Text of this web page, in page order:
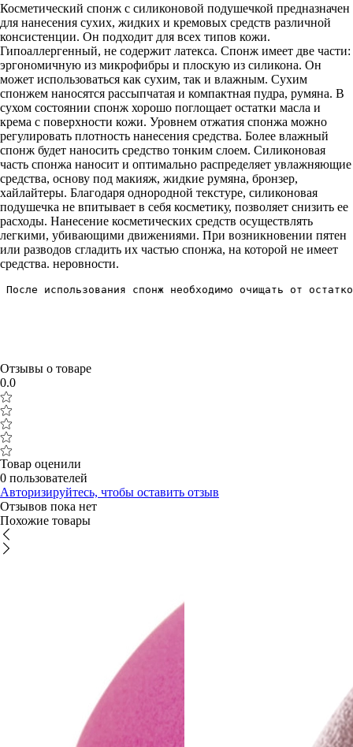
Косметический спонж с силиконовой подушечкой предназначен
для нанесения сухих, жидких и кремовых средств различной
консистенции. Он подходит для всех типов кожи.
Гипоаллергенный, не содержит латекса. Спонж имеет две части:
эргономичную из микрофибры и плоскую из силикона. Он
может использоваться как сухим, так и влажным. Сухим
спонжем наносятся рассыпчатая и компактная пудра, румяна. В
сухом состоянии спонж хорошо поглощает остатки масла и
крема с поверхности кожи. Уровнем отжатия спонжа можно
регулировать плотность нанесения средства. Более влажный
спонж будет наносить средство тонким слоем. Силиконовая
часть спонжа наносит и оптимально распределяет увлажняющие
средства, основу под макияж, жидкие румяна, бронзер,
хайлайтеры. Благодаря однородной текстуре, силиконовая
подушечка не впитывает в себя косметику, позволяет снизить ее
расходы. Нанесение косметических средств осуществлять
легкими, убивающими движениями. При возникновении пятен
или разводов сгладить их частью спонжа, на которой не имеет
средства. неровности.
После использования спонж необходимо очищать от
Отзывы о товаре
0.0
Товар оценили
0 пользователей
Авторизируйтесь, чтобы оставить отзыв
Отзывов пока нет
Похожие товары